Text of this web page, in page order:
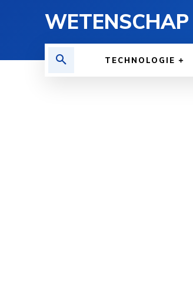
WETENSCHAP
TECHNOLOGIE